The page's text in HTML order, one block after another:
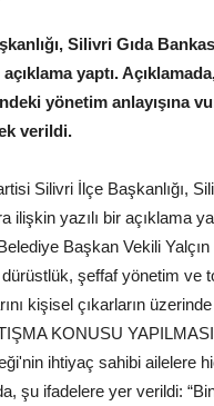
Silivri Gıda
yaptı.
yönetim anlayışına
verildi.
Silivri İlçe Başkanlığı,
ilişkin yazılı bir açıklama
Başkan Vekili
şeffaf yönetim ve
kişisel çıkarların
KONUSU
ihtiyaç sahibi ailelere
şu ifadelere yer verildi: